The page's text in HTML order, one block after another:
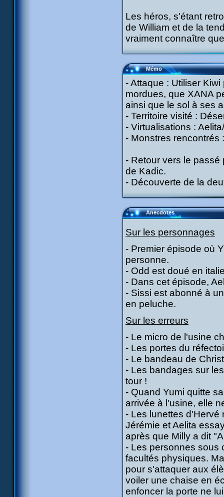
Les héros, s'étant
de William et de la
vraiment connaître
Mémo
- Attaque : Utiliser
mordues, que XANA
ainsi que le sol à ses
- Territoire visité :
- Virtualisations :
- Monstres rencontrés
- Retour vers le passé
de Kadic.
- Découverte de la
Anecdotes
Sur les personnages
- Premier épisode où
personne.
- Odd est doué en
- Dans cet épisode,
- Sissi est abonné à
en peluche.
Sur les erreurs
- Le micro de l'usine
- Les portes du
- Le bandeau de
- Les bandages sur
tour !
- Quand Yumi quitte
arrivée à l'usine, elle
- Les lunettes d'Hervé
Jérémie et Aelita
après que Milly a dit
- Les personnes sous
facultés physiques.
pour s'attaquer aux
voiler une chaise en
enfoncer la porte ne